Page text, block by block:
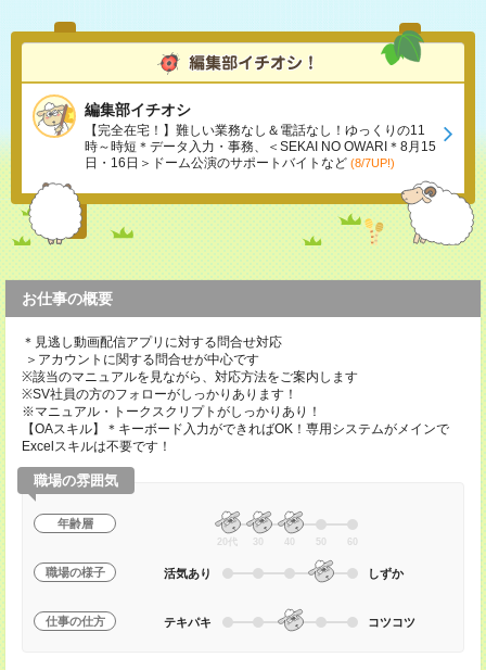
編集部イチオシ
【完全在宅！】難しい業務なし＆電話なし！ゆっくりの11
時～時短＊データ入力・事務、＜SEKAI NO OWARI＊8月15
日・16日＞ドーム公演のサポートバイトなど (8/7UP!)
お仕事の概要
＊見逃し動画配信アプリに対する問合せ対応
＞アカウントに関する問合せが中心です
※該当のマニュアルを見ながら、対応方法をご案内します
※SV社員の方のフォローがしっかりあります！
※マニュアル・トークスクリプトがしっかりあり！
【OAスキル】＊キーボード入力ができればOK！専用システムがメインで
Excelスキルは不要です！
職場の雰囲気
年齢層
20代 30 40 50 60
職場の様子 活気あり しずか
仕事の仕方 テキパキ コツコツ